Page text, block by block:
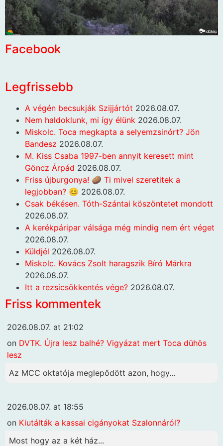
Facebook
Legfrissebb
A végén becsukják Szijjártót 2026.08.07.
Nem haldoklunk, mi így élünk 2026.08.07.
Miskolc. Toca megkapta a selyemzsinórt? Jön
Bandesz 2026.08.07.
M. Kiss Csaba 1997-ben annyit keresett mint
Göncz Árpád 2026.08.07.
Friss újburgonya! 🥔 Ti mivel szeretitek a
legjobban? 😊 2026.08.07.
Csak békésen. Tóth-Szántai köszöntetet mondott
2026.08.07.
A kerékpáripar válsága még mindig nem ért véget
2026.08.07.
Küldjél 2026.08.07.
Miskolc. Kovács Zsolt haragszik Bíró Márkra
2026.08.07.
Itt a rezsicsökkentés vége? 2026.08.07.
Friss kommentek
2026.08.07. at 21:02
on DVTK. Újra lesz balhé? Vigyázat mert Toca dühös
lesz
Az MCC oktatója meglepődött azon, hogy...
2026.08.07. at 18:55
on Kiutálták a kassai cigányokat Szalonnáról?
Most hogy az a két ház...